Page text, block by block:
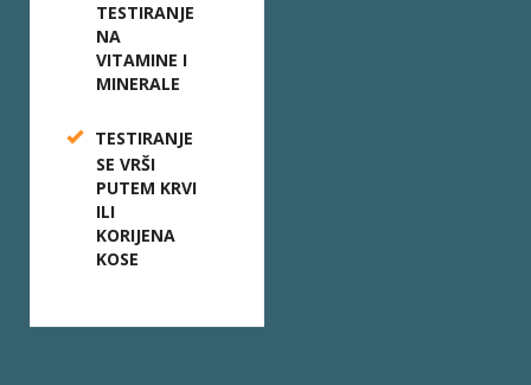
TESTIRANJE
NA
VITAMINE I
MINERALE
TESTIRANJE
SE VRŠI
PUTEM KRVI
ILI
KORIJENA
KOSE